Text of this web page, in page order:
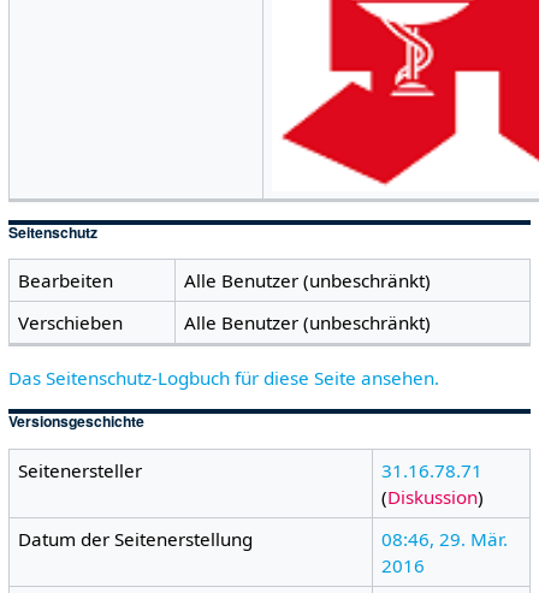
Seitenschutz
Bearbeiten
Alle Benutzer (unbeschränkt)
Verschieben
Alle Benutzer (unbeschränkt)
Das Seitenschutz-Logbuch für diese Seite ansehen.
Versionsgeschichte
Seitenersteller
31.16.78.71
(Diskussion)
Datum der Seitenerstellung
08:46, 29. Mär.
2016